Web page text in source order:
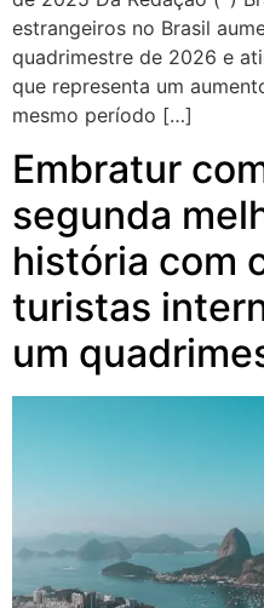
estrangeiros no Brasil
quadrimestre de 2026 e
que representa um
mesmo período […]
Embratur
segunda
história com
turistas
um